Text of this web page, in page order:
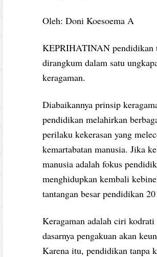
Oleh: Doni Koesoema A
KEPRIHATINAN pendidikan
dirangkum dalam satu
keragaman.
Diabaikannya prinsip
pendidikan melahirkan
perilaku kekerasan yang
kemartabatan manusia. Jika
manusia adalah fokus
menghidupkan kembali
tantangan besar pendidikan
Keragaman adalah ciri kodrati
dasarnya pengakuan akan
Karena itu, pendidikan tanpa